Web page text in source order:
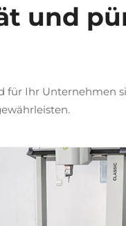
und
für Ihr Unternehmen